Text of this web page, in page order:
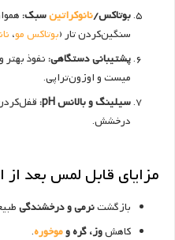
بوتاکس/نانوکراتینسبک:
سنگین‌کردن تار (بوتاکس مو،
پشتیبانی دستگاهی:نفوذ بهتر
میست و اوزون‌تراپی.
سیلینگ و بالانس pH:
درخشش.
مزایای قابل لمس بعد از
بازگشتنرمی و درخشندگی
کاهشوز، گره وموخوره.